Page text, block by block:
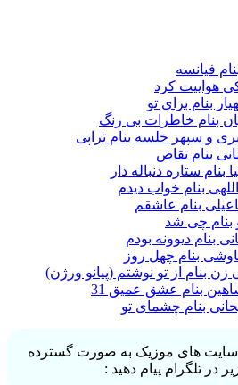
فیانسه
کی هواییت کرد
بنام برای تو
بنام خاطرات بی رنگ
و سپهر خلسه بنام تراپی
بنام تقاص
بنام ستاره دنباله دار
بنام خواب دیدم
بنام عاشقم
بنام چی شد
بنام دیوونه بودم
بنام چهل روز
زن بنام از تو نوشتم (پیانو ورژن)
بنام عشق عمیق 31
بنام چشمای تو
سایت های موزیک به صورت گسترده
در تلگرام پیام دهید :